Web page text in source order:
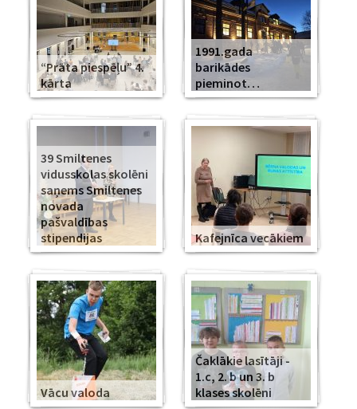
“Prāta piespēļu” 4.
kārta
1991.gada
barikādes
pieminot…
39 Smiltenes
vidusskolas skolēni
saņems Smiltenes
novada
pašvaldības
stipendijas
Kafejnīca vecākiem
Vācu valoda
Čaklākie lasītāji -
1.c, 2. b un 3. b
klases skolēni